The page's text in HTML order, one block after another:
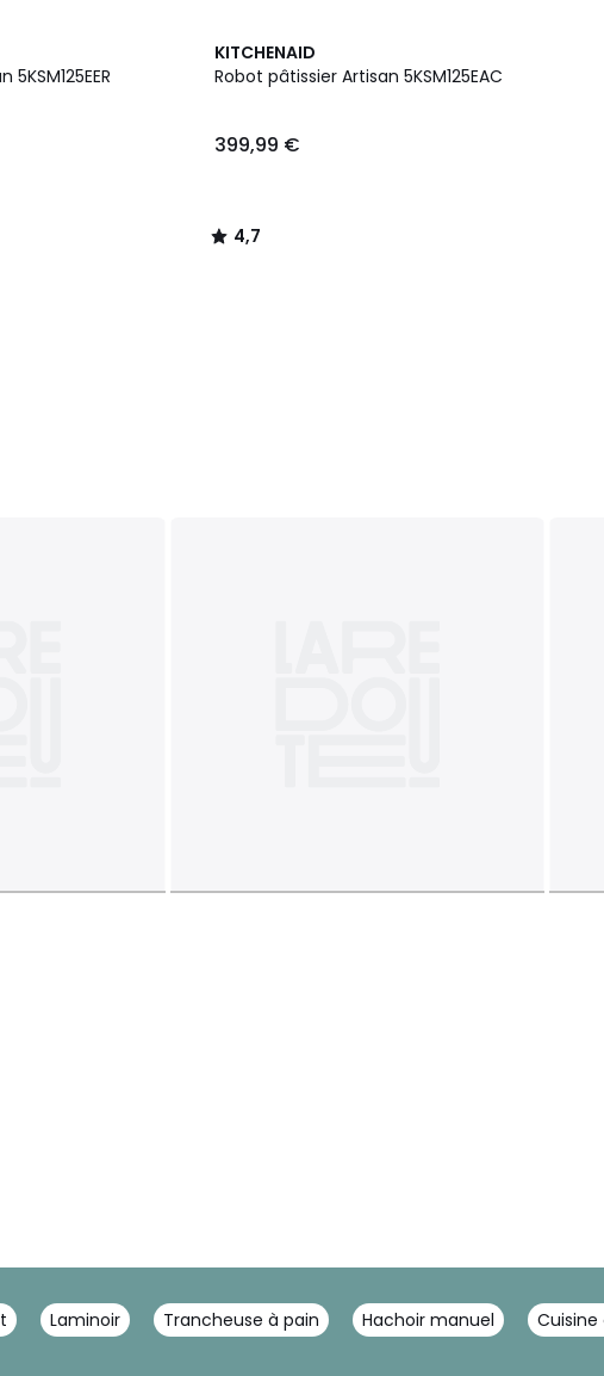
KITCHENAID
Robot pâtissier Artisan 5KSM125EAC
399,99 €
4,7
/ 5
4,7
/
Laminoir Trancheuse à pain Hachoir manuel